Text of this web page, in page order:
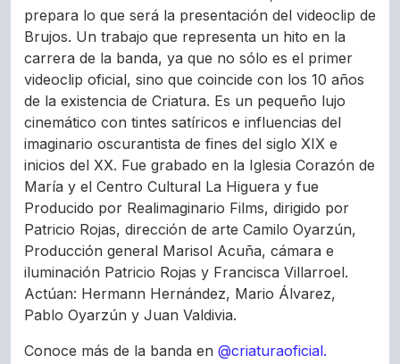
prepara lo que será la presentación del videoclip de
Brujos. Un trabajo que representa un hito en la
carrera de la banda, ya que no sólo es el primer
videoclip oficial, sino que coincide con los 10 años
de la existencia de Criatura. Es un pequeño lujo
cinemático con tintes satíricos e influencias del
imaginario oscurantista de fines del siglo XIX e
inicios del XX. Fue grabado en la Iglesia Corazón de
María y el Centro Cultural La Higuera y fue
Producido por Realimaginario Films, dirigido por
Patricio Rojas, dirección de arte Camilo Oyarzún,
Producción general Marisol Acuña, cámara e
iluminación Patricio Rojas y Francisca Villarroel.
Actúan: Hermann Hernández, Mario Álvarez,
Pablo Oyarzún y Juan Valdivia.
Conoce más de la banda en @criaturaoficial.